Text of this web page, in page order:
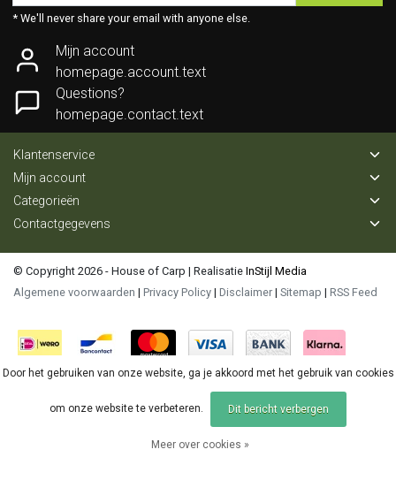
* We'll never share your email with anyone else.
Mijn account
homepage.account.text
Questions?
homepage.contact.text
Klantenservice
Mijn account
Categorieën
Contactgegevens
© Copyright 2026 - House of Carp | Realisatie InStijl Media
Algemene voorwaarden | Privacy Policy | Disclaimer | Sitemap | RSS Feed
Door het gebruiken van onze website, ga je akkoord met het gebruik van cookies
om onze website te verbeteren. Dit bericht verbergen
Meer over cookies »